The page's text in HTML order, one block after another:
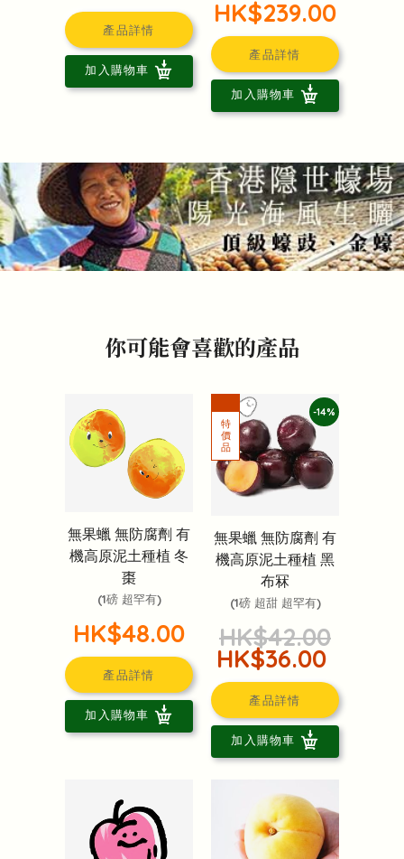
產品詳情
加入購物車
HK$239.00
產品詳情
加入購物車
你可能會喜歡的產品
無果蠟 無防腐劑 有
機高原泥土種植 冬
棗
(1磅 超罕有)
HK$48.00
產品詳情
加入購物車
-14%
無果蠟 無防腐劑 有
機高原泥土種植 黑
布冧
(1磅 超甜 超罕有)
HK$42.00
HK$36.00
產品詳情
加入購物車